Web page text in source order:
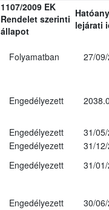
1107/2009 EK
Rendelet szerinti
állapot
lejárati
Folyamatban 27/
Engedélyezett
Engedélyezett
31/
Engedélyezett
31/
Engedélyezett
31/
Engedélyezett 30/